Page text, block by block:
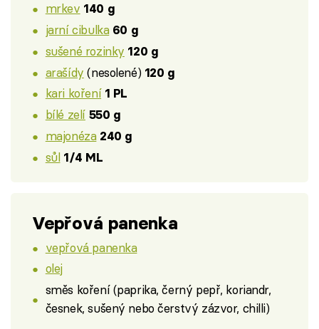
mrkev 140 g
jarní cibulka 60 g
sušené rozinky 120 g
arašídy (nesolené) 120 g
kari koření 1 PL
bílé zelí 550 g
majonéza 240 g
sůl 1/4 ML
Vepřová panenka
vepřová panenka
olej
směs koření (paprika, černý pepř, koriandr,
česnek, sušený nebo čerstvý zázvor, chilli)